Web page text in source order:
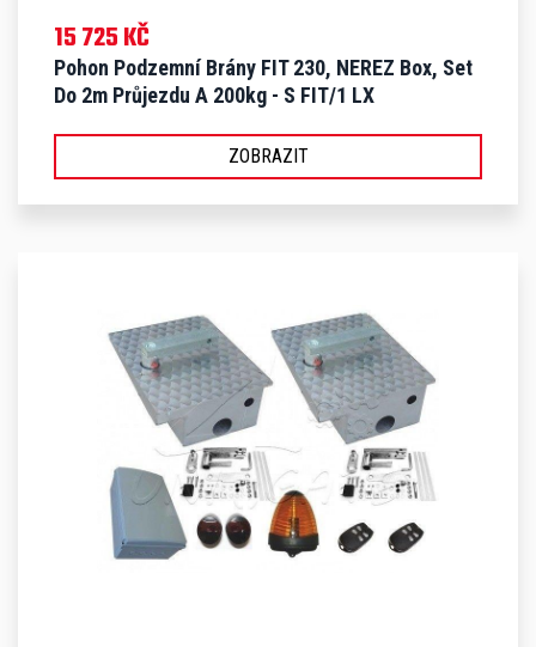
15 725 KČ
Pohon Podzemní Brány FIT 230, NEREZ Box, Set
Do 2m Průjezdu A 200kg - S FIT/1 LX
ZOBRAZIT